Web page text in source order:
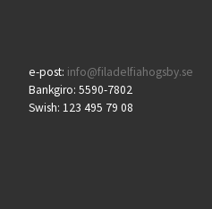
e-post: info@filadelfiahogsby.se
Bankgiro: 5590-7802
Swish: 123 495 79 08